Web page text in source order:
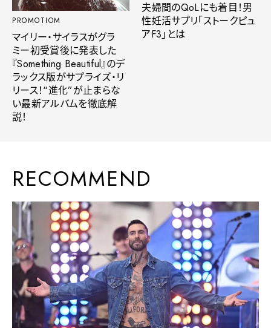
PROMOTIOM
マイリー・サイラスがグラ
ミー初受賞後に発表した
『Something Beautiful』のデ
ラックス版がサプライズ・リ
リース！“進化”が止まらな
い最新アルバムを徹底解
説！
夫婦間のQoLにも着目！男
性妊活サプリ「ストークピュ
アF3」とは
RECOMMEND